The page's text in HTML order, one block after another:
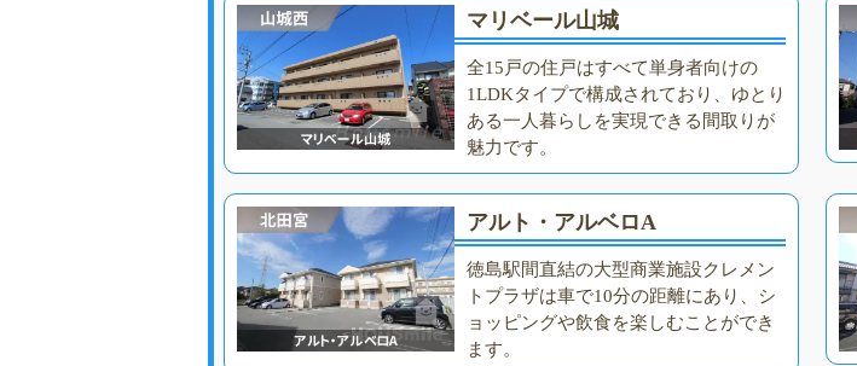
マリベール山城
全15戸の住戸はすべて単身者向けの
1LDKタイプで構成されており、ゆとり
ある一人暮らしを実現できる間取りが
魅力です。
アルト・アルベロA
徳島駅間直結の大型商業施設クレメン
トプラザは車で10分の距離にあり、シ
ョッピングや飲食を楽しむことができ
ます。